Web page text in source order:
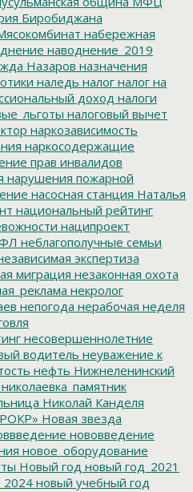
Биробиджана
набережная
наводнение_2019
Назаров назначения
наледь налог налог на
доход налоги
налоговый вычет
наркозависимость
наркосодержащие
прав инвалидов
нарушения пожарной
насосная станция Наталья
национальный рейтинг
наципроект
неблагополучные семьи
экспертиза
миграция незаконная охота
некролог
непогода нерабочая неделя
несовершеннолетние
водитель неуважение к
нефть Нижнеленинский
николаевка_памятник
Николай Канделя
Новая звезда
нововведение
новое_оборудование
Новый год новый год_2021
новый учебный год